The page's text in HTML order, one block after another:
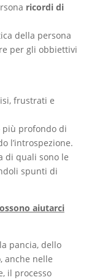
ricordi di
della persona
per gli obbiettivi
frustrati e
più profondo di
l’introspezione.
di quali sono le
spunti di
aiutarci
pancia, dello
anche nelle
il processo